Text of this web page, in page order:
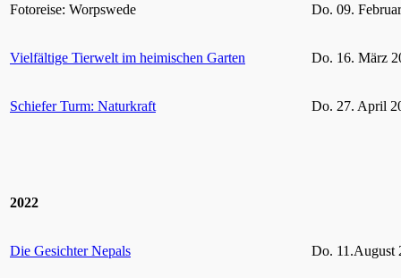
Fotoreise: Worpswede Do. 09.
Vielfältige Tierwelt im heimischen Garten Do. 16. März
Schiefer Turm: Naturkraft Do. 27. April
2022
Die Gesichter Nepals Do. 11.August